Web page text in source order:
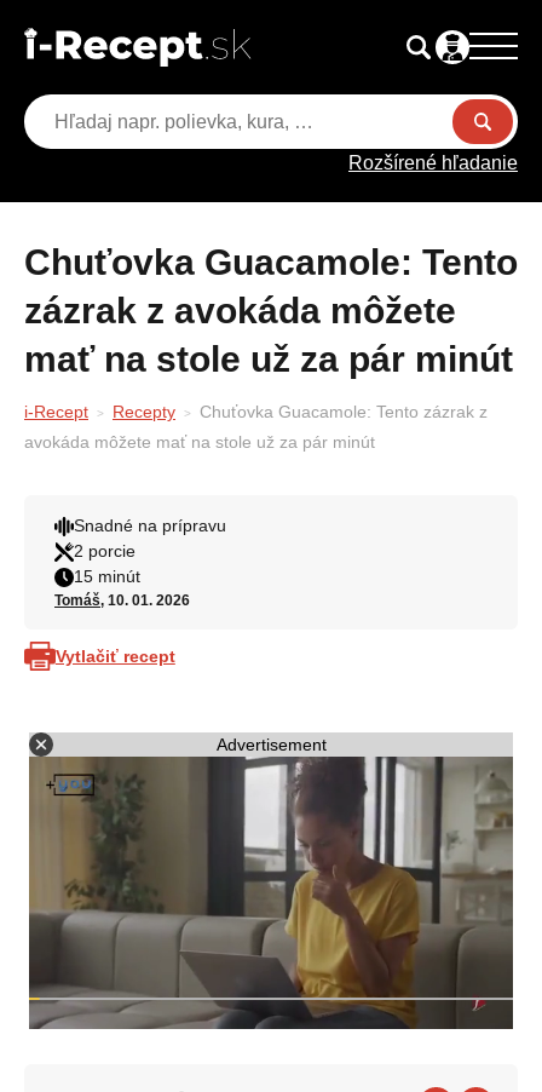
Rozšírené hľadanie
Chuťovka Guacamole: Tento
zázrak z avokáda môžete
mať na stole už za pár minút
i-Recept Recepty
Chuťovka Guacamole: Tento zázrak z
avokáda môžete mať na stole už za pár minút
Snadné na prípravu
2 porcie
15 minút
Tomáš, 10. 01. 2026
Vytlačiť recept
Advertisement